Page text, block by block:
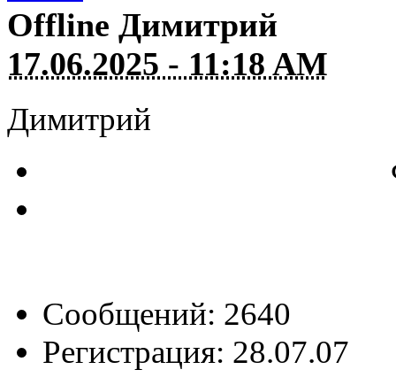
Offline Димитрий
17.06.2025 - 11:18 AM
Димитрий
Сообщений: 2640
Регистрация: 28.07.07